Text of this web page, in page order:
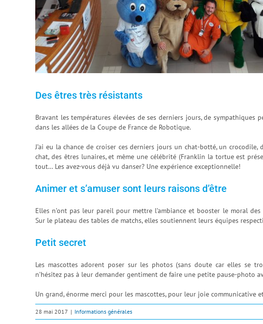
Des êtres très résistants
Bravant les températures élevées de ses derniers jours, de sympathiques
dans les allées de la Coupe de France de Robotique.
J’ai eu la chance de croiser ces derniers jours un chat-botté, un
chat, des êtres lunaires, et même une célébrité (Franklin la tortue est
tout… Les avez-vous déjà vu danser? Une expérience exceptionnelle!
Animer et s’amuser sont leurs raisons d’être
Elles n’ont pas leur pareil pour mettre l’ambiance et booster le moral
Sur le plateau des tables de matchs, elles soutiennent leurs équipes
Petit secret
Les mascottes adorent poser sur les photos (sans doute car elles se
n’hésitez pas à leur demander gentiment de faire une petite pause-photo
Un grand, énorme merci pour les mascottes, pour leur joie communicative
28 mai 2017 | Informations générales